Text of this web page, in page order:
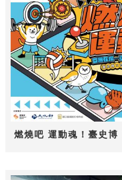
燃燒吧 運動魂！臺史